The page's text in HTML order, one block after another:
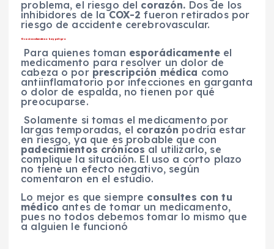
problema, el riesgo del corazón. Dos de los
inhibidores de laCOX-2fueron retirados por
riesgo de accidente cerebrovascular.
Ocasionalmente no hay peligro
Para quienes toman esporádicamente el
medicamento para resolver un dolor de
cabeza o porprescripción médica como
antiinflamatorio por infecciones en garganta
o dolor de espalda, no tienen por qué
preocuparse.
Solamente si tomas el medicamento por
largas temporadas, el corazón podría estar
en riesgo, ya que es probable que con
padecimientos crónicos al utilizarlo, se
complique la situación. El uso a corto plazo
no tiene un efecto negativo, según
comentaron en el estudio.
Lo mejor es que siempre consultes con tu
médico antes de tomar un medicamento,
pues no todos debemos tomar lo mismo que
a alguien le funcionó